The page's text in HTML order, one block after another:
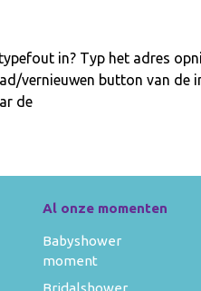
in? Typ het adres
vernieuwen button van de
de
Al onze momenten
Babyshower
moment
Bridalshower